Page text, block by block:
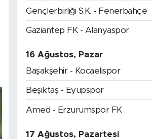
Gençlerbirliği S.K. - Fenerbahçe
Gaziantep FK - Alanyaspor
16 Ağustos, Pazar
Başakşehir - Kocaelispor
Beşiktaş - Eyüpspor
Amed - Erzurumspor FK
17 Ağustos, Pazartesi